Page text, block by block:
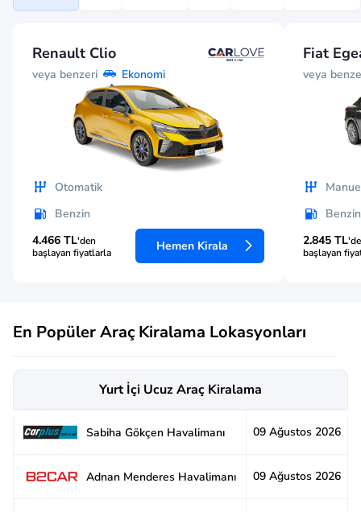
Renault Clio
veya benzeri Ekonomi
Otomatik
Benzin
4.466 TL'den
başlayan fiyatlarla
Hemen Kirala
Fiat
veya
2.845 TL
başlayan
En Popüler Araç Kiralama Lokasyonları
Yurt İçi Ucuz Araç Kiralama
Sabiha Gökçen Havalimanı 09 Ağustos 2026
Adnan Menderes Havalimanı 09 Ağustos 2026